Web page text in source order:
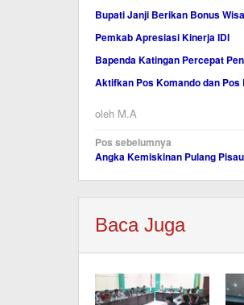
Bupati Janji Berikan Bonus
Pemkab Apresiasi Kinerja IDI
Bapenda Katingan Percepat
Aktifkan Pos Komando dan Pos
oleh M.A
Navigasi
pos
Pos sebelumnya
Angka Kemiskinan Pulang
Baca Juga